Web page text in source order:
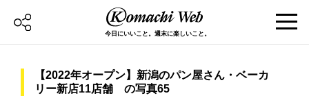
今日にいいこと。週末に楽しいこと。
【2022年オープン】新潟のパン屋さん・ベーカ
リー新店11店舗 の写真65